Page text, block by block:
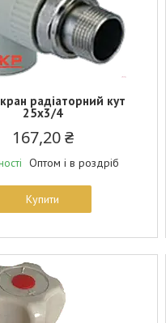
радіаторний кут
25x3/4
167,20 ₴
Оптом і в роздріб
Купити